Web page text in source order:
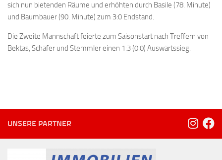
sich nun bietenden Räume und erhöhten durch Basile (78. Minute)
und Baumbauer (90. Minute) zum 3:0 Endstand.
Die Zweite Mannschaft feierte zum Saisonstart nach Treffern von
Bektas, Schäfer und Stemmler einen 1:3 (0:0) Auswärtssieg.
UNSERE PARTNER